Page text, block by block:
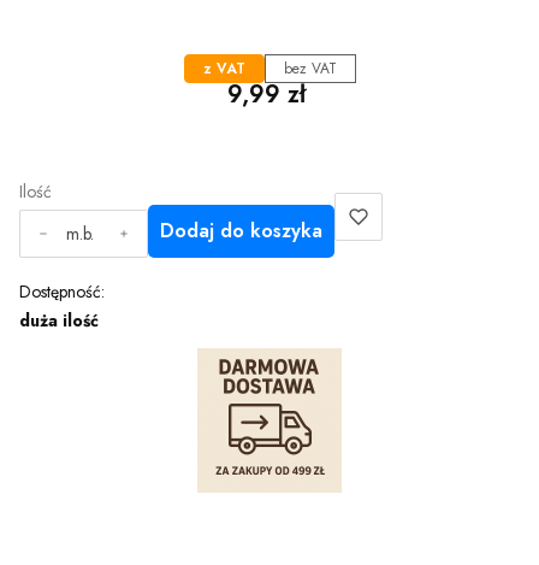
z VAT bez VAT
Cena
9,99 zł
Ilość
m.b.
Dodaj do koszyka
Dostępność:
duża ilość